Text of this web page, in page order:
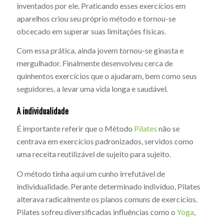
inventados por ele. Praticando esses exercícios em
aparelhos criou seu próprio método e tornou-se
obcecado em superar suas limitações físicas.
Com essa prática, ainda jovem tornou-se ginasta e
mergulhador. Finalmente desenvolveu cerca de
quinhentos exercícios que o ajudaram, bem como seus
seguidores, a levar uma vida longa e saudável.
A individualidade
É importante referir que o Método Pilates não se
centrava em exercícios padronizados, servidos como
uma receita reutilizável de sujeito para sujeito.
O método tinha aqui um cunho irrefutável de
individualidade. Perante determinado indivíduo, Pilates
alterava radicalmente os planos comuns de exercícios.
Pilates sofreu diversificadas influências como o Yoga,